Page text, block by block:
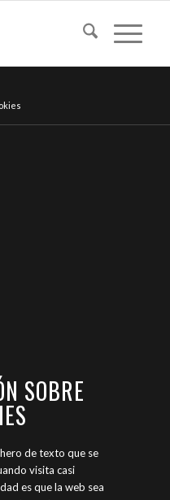
SOBRE
de texto que se
visita casi
es que la web sea